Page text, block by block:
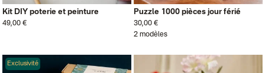
Kit DIY poterie et peinture
49,00 €
Puzzle 1000 pièces jour férié
30,00 €
2 modèles
Exclusivité